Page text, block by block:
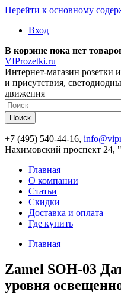
Перейти к основному
Вход
В корзине пока нет
VIProzetki.ru
Интернет-магазин розетки
и присутствия,
движения
+7 (495) 540-44-16,
Нахимовский проспект 24,
Главная
О компании
Статьи
Скидки
Доставка и оплата
Где купить
Главная
Zamel SOH-03
уровня